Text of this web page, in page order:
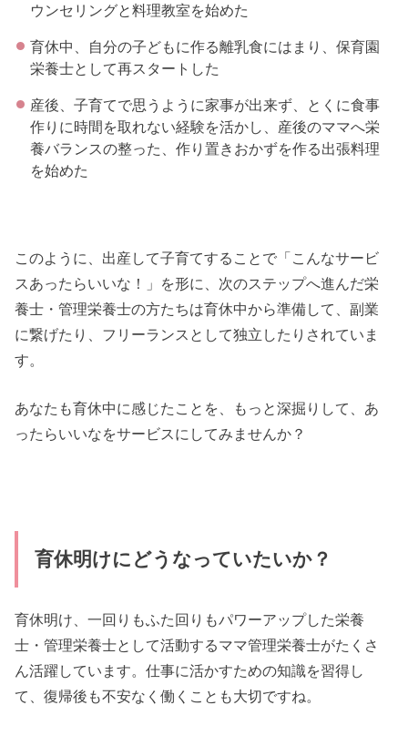
ウンセリングと料理教室を始めた
育休中、自分の子どもに作る離乳食にはまり、保育園
栄養士として再スタートした
産後、子育てで思うように家事が出来ず、とくに食事
作りに時間を取れない経験を活かし、産後のママへ栄
養バランスの整った、作り置きおかずを作る出張料理
を始めた
このように、出産して子育てすることで「こんなサービ
スあったらいいな！」を形に、次のステップへ進んだ栄
養士・管理栄養士の方たちは育休中から準備して、副業
に繋げたり、フリーランスとして独立したりされていま
す。
あなたも育休中に感じたことを、もっと深掘りして、あ
ったらいいなをサービスにしてみませんか？
育休明けにどうなっていたいか？
育休明け、一回りもふた回りもパワーアップした栄養
士・管理栄養士として活動するママ管理栄養士がたくさ
ん活躍しています。仕事に活かすための知識を習得し
て、復帰後も不安なく働くことも大切ですね。